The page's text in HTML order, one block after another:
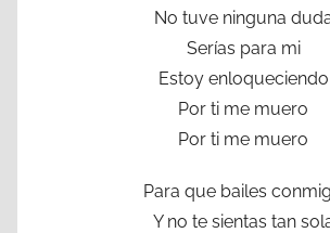
No tuve ninguna
Serías para mi
Estoy enloqueciendo
Por ti me muero
Por ti me muero
Para que bailes
Y no te sientas tan